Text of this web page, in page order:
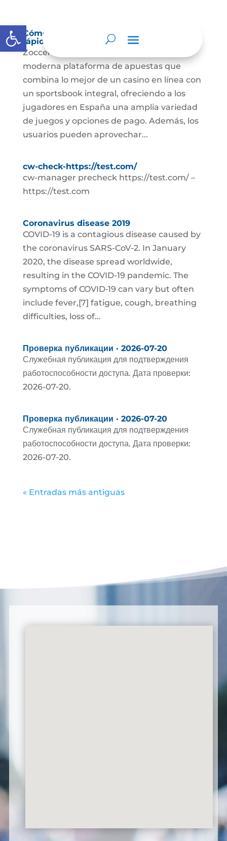
Abrir barra de herramientas
Cómo realizar depósitos y retiros
rápidamente en Zoccer Casino
Zoccer Casino se presenta como una
moderna plataforma de apuestas que
combina lo mejor de un casino en línea con
un sportsbook integral, ofreciendo a los
jugadores en España una amplia variedad
de juegos y opciones de pago. Además, los
usuarios pueden aprovechar...
cw-check-https://test.com/
cw-manager precheck https://test.com/ –
https://test.com
Coronavirus disease 2019
COVID-19 is a contagious disease caused by
the coronavirus SARS-CoV-2. In January
2020, the disease spread worldwide,
resulting in the COVID-19 pandemic. The
symptoms of COVID‑19 can vary but often
include fever,[7] fatigue, cough, breathing
difficulties, loss of...
Проверка публикации · 2026-07-20
Служебная публикация для подтверждения
работоспособности доступа. Дата проверки:
2026-07-20.
Проверка публикации · 2026-07-20
Служебная публикация для подтверждения
работоспособности доступа. Дата проверки:
2026-07-20.
« Entradas más antiguas